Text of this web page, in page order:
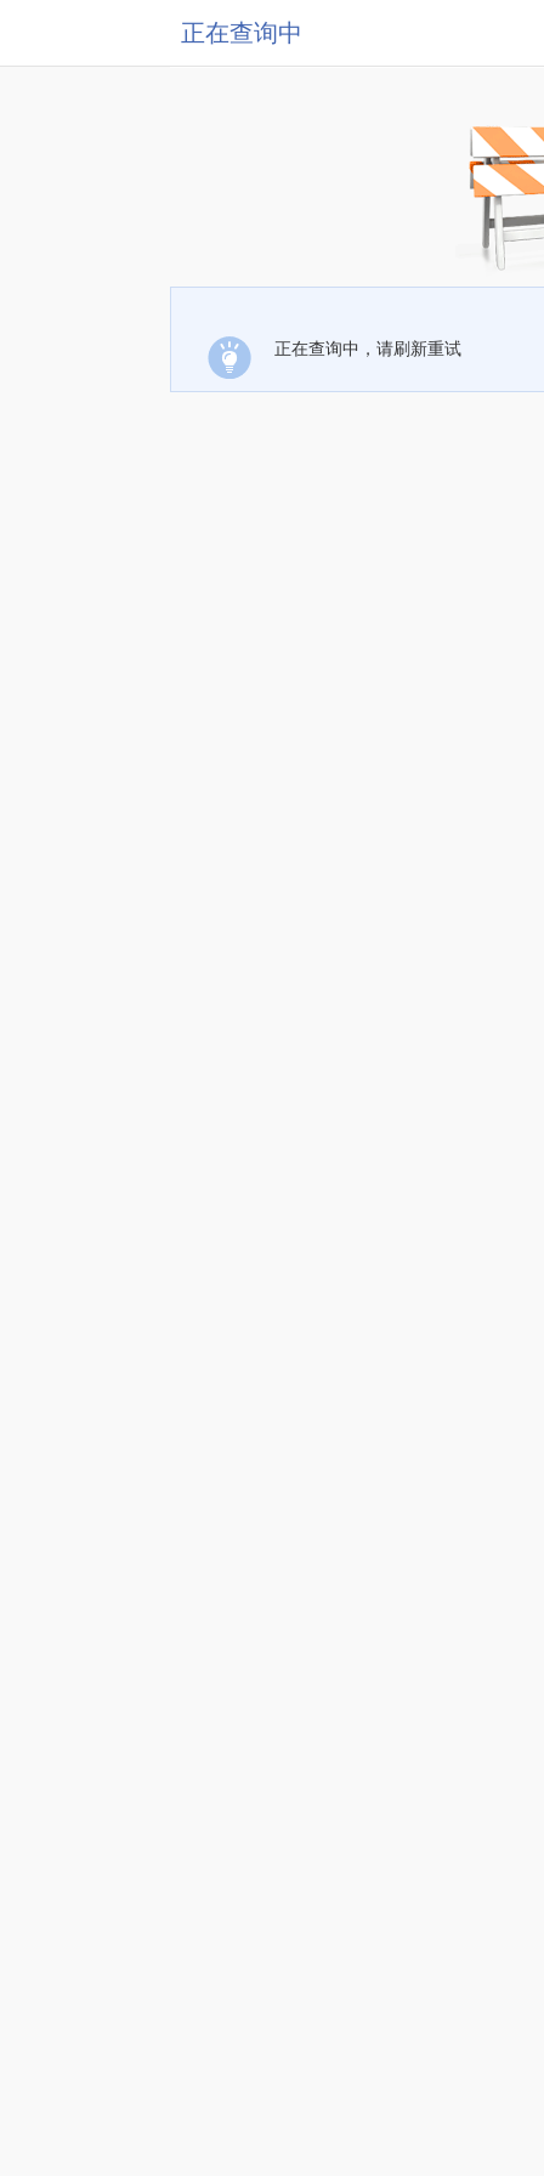
正在查询中
正在查询中，请刷新重试